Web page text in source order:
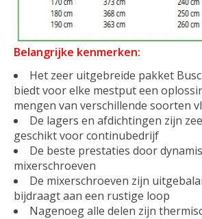
Belangrijke kenmerken:
Het zeer uitgebreide pakket
biedt voor elke mestput een
mengen van verschillende soorten
De lagers en afdichtingen zijn
geschikt voor continubedrijf
De beste prestaties door
mixerschroeven
De mixerschroeven zijn
bijdraagt aan een rustige loop
Nagenoeg alle delen zijn